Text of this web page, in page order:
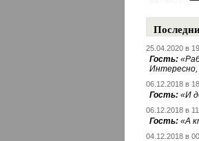
25.04.2020 в
Гость: «
Интересно,
06.12.2018 в
Гость: «И
06.12.2018 в
Гость: «А
04.12.2018 в